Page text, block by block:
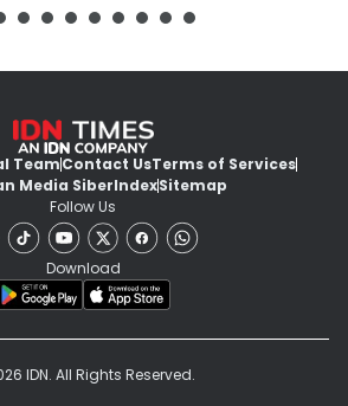
TeamContact UsTerms of Services
Media SiberIndexSitemap
Follow Us
Download
IDN. All Rights Reserved.